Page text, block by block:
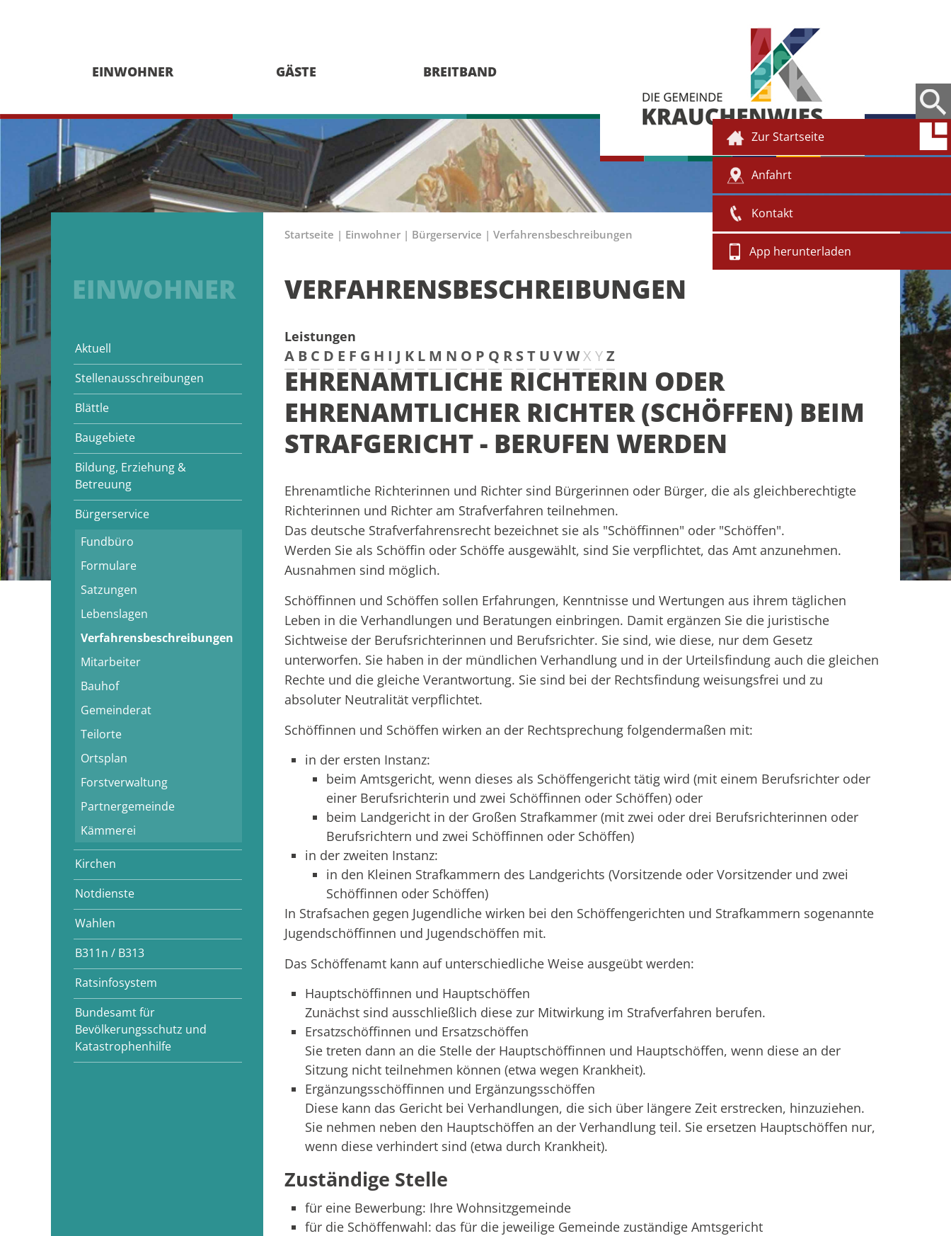
EINWOHNER GÄSTE BREITBAND
Zur Startseite
Anfahrt
Kontakt
App herunterladen
EINWOHNER
Aktuell
Stellenausschreibungen
Blättle
Baugebiete
Bildung, Erziehung &
Betreuung
Bürgerservice
Fundbüro
Formulare
Satzungen
Lebenslagen
Verfahrensbeschreibungen
Mitarbeiter
Bauhof
Gemeinderat
Teilorte
Ortsplan
Forstverwaltung
Partnergemeinde
Kämmerei
Kirchen
Notdienste
Wahlen
B311n / B313
Ratsinfosystem
Bundesamt für
Bevölkerungsschutz und
Katastrophenhilfe
Startseite | Einwohner | Bürgerservice | Verfahrensbeschreibungen
VERFAHRENSBESCHREIBUNGEN
Leistungen
A B C D E F G H I J K L M N O P Q R ST U VWX YZ
EHRENAMTLICHE RICHTERIN ODER
EHRENAMTLICHER RICHTER (SCHÖFFEN) BEIM
STRAFGERICHT - BERUFEN WERDEN
Ehrenamtliche Richterinnen und Richter sind Bürgerinnen oder Bürger, die als gleichberechtigte
Richterinnen und Richter am Strafverfahren teilnehmen.
Das deutsche Strafverfahrensrecht bezeichnet sie als "Schöffinnen" oder "Schöffen".
Werden Sie als Schöffin oder Schöffe ausgewählt, sind Sie verpflichtet, das Amt anzunehmen.
Ausnahmen sind möglich.
Schöffinnen und Schöffen sollen Erfahrungen, Kenntnisse und Wertungen aus ihrem täglichen
Leben in die Verhandlungen und Beratungen einbringen. Damit ergänzen Sie die juristische
Sichtweise der Berufsrichterinnen und Berufsrichter. Sie sind, wie diese, nur dem Gesetz
unterworfen. Sie haben in der mündlichen Verhandlung und in der Urteilsfindung auch die gleichen
Rechte und die gleiche Verantwortung. Sie sind bei der Rechtsfindung weisungsfrei und zu
absoluter Neutralität verpflichtet.
Schöffinnen und Schöffen wirken an der Rechtsprechung folgendermaßen mit:
in der ersten Instanz:
beim Amtsgericht, wenn dieses als Schöffengericht tätig wird (mit einem Berufsrichter oder
einer Berufsrichterin und zwei Schöffinnen oder Schöffen) oder
beim Landgericht in der Großen Strafkammer (mit zwei oder drei Berufsrichterinnen oder
Berufsrichtern und zwei Schöffinnen oder Schöffen)
in der zweiten Instanz:
in den Kleinen Strafkammern des Landgerichts (Vorsitzende oder Vorsitzender und zwei
Schöffinnen oder Schöffen)
In Strafsachen gegen Jugendliche wirken bei den Schöffengerichten und Strafkammern sogenannte
Jugendschöffinnen und Jugendschöffen mit.
Das Schöffenamt kann auf unterschiedliche Weise ausgeübt werden:
Hauptschöffinnen und Hauptschöffen
Zunächst sind ausschließlich diese zur Mitwirkung im Strafverfahren berufen.
Ersatzschöffinnen und Ersatzschöffen
Sie treten dann an die Stelle der Hauptschöffinnen und Hauptschöffen, wenn diese an der
Sitzung nicht teilnehmen können (etwa wegen Krankheit).
Ergänzungsschöffinnen und Ergänzungsschöffen
Diese kann das Gericht bei Verhandlungen, die sich über längere Zeit erstrecken, hinzuziehen.
Sie nehmen neben den Hauptschöffen an der Verhandlung teil. Sie ersetzen Hauptschöffen nur,
wenn diese verhindert sind (etwa durch Krankheit).
Zuständige Stelle
für eine Bewerbung: Ihre Wohnsitzgemeinde
für die Schöffenwahl: das für die jeweilige Gemeinde zuständige Amtsgericht